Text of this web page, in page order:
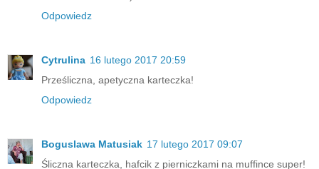
Odpowiedz
Cytrulina 16 lutego 2017 20:59
Prześliczna, apetyczna karteczka!
Odpowiedz
Boguslawa Matusiak 17 lutego 2017 09:07
Śliczna karteczka, hafcik z pierniczkami na muffince super!